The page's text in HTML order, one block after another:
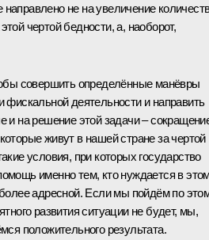
не на увеличение
чертой бедности, а, наоборот,
совершить определённые манёвры
фискальной деятельности и направить
и на решение этой задачи –
живут в нашей стране за чертой
условия, при которых государство
именно тем, кто нуждается в
адресной. Если мы пойдём по
развития ситуации не будет, мы,
положительного результата.